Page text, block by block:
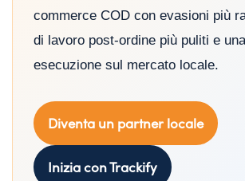
commerce COD con evasioni più
di lavoro post-ordine più puliti e
esecuzione sul mercato locale.
Diventa un partner locale
Inizia con Trackify